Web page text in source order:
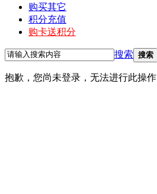
购买其它
积分充值
购卡送积分
搜索 搜索
抱歉，您尚未登录，无法进行此操作